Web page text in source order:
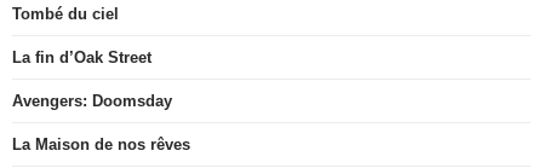
Tombé du ciel
La fin d’Oak Street
Avengers: Doomsday
La Maison de nos rêves